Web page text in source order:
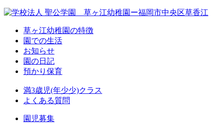
草ヶ江幼稚園の特徴
園での生活
お知らせ
園の日記
預かり保育
満3歳児(年少少)クラス
よくある質問
園児募集